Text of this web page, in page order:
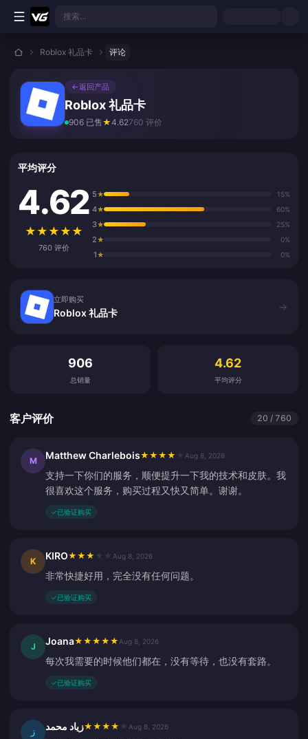
跳转至主要内容
搜索...
Roblox 礼品卡 评论
←返回产品
Roblox 礼品卡
906 已售★4.62760 评价
平均评分
4.62
★ ★ ★ ★ ★
760 评价
5★ 15%
4★ 60%
3★ 25%
2★ 0%
1★ 0%
立即购买
Roblox 礼品卡
→
906
总销量
4.62
平均评分
客户评价 20 / 760
M Matthew Charlebois★ ★ ★ ★ Aug 8, 2026
支持一下你们的服务，顺便提升一下我的技术和皮肤。我
很喜欢这个服务，购买过程又快又简单。谢谢。
✓已验证购买
K KIRO★ ★ ★ Aug 8, 2026
非常快捷好用，完全没有任何问题。
✓已验证购买
J Joana★ ★ ★ ★ ★ Aug 8, 2026
每次我需要的时候他们都在，没有等待，也没有套路。
✓已验证购买
ز زياد محمد★ ★ ★ ★ Aug 8, 2026